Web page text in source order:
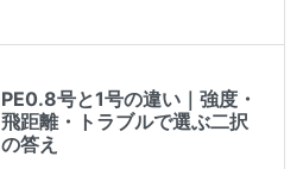
PE0.8号と1号の違い｜強度・
飛距離・トラブルで選ぶ二択
の答え